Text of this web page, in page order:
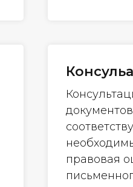
правовая